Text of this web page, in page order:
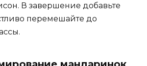
В завершение добавьте
перемешайте до